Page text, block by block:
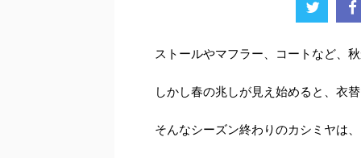
ストールやマフラー、コートなど、
しかし春の兆しが見え始めると、衣
そんなシーズン終わりのカシミヤは